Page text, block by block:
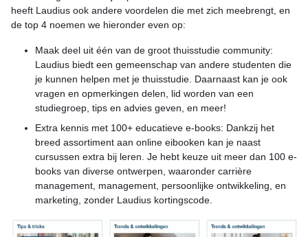
heeft Laudius ook andere voordelen die met zich meebrengt, en
de top 4 noemen we hieronder even op:
Maak deel uit één van de groot thuisstudie community:
Laudius biedt een gemeenschap van andere studenten die
je kunnen helpen met je thuisstudie. Daarnaast kan je ook
vragen en opmerkingen delen, lid worden van een
studiegroep, tips en advies geven, en meer!
Extra kennis met 100+ educatieve e-books: Dankzij het
breed assortiment aan online eibooken kan je naast
cursussen extra bij leren. Je hebt keuze uit meer dan 100 e-
books van diverse ontwerpen, waaronder carrière
management, management, persoonlijke ontwikkeling, en
marketing, zonder Laudius kortingscode.